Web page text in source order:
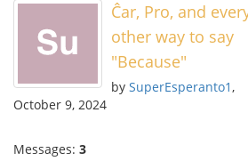
Ĉar, Pro, and
other way to say
"Because"
by SuperEsperanto1,
October 9, 2024
Messages: 3